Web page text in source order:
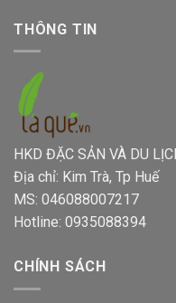
THÔNG TIN
HKD ĐẶC SẢN VÀ DU
Địa chỉ: Kim Trà, Tp Huế
MS: 046088007217
Hotline: 0935088394
CHÍNH SÁCH